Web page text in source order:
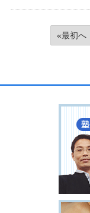
«最初へ